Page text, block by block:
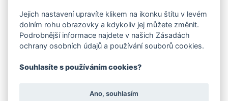
+420 577 902 696
+420 608 709 327
+420 603 320 953
+420 734 571 699
Jejich nastavení upravíte klikem na ikonku štítu v levém
dolním rohu obrazovky a kdykoliv jej můžete změnit.
Podrobnější informace najdete v našich Zásadách
ochrany osobních údajů a používání souborů cookies.
Souhlasíte s používáním cookies?
Ano, souhlasím